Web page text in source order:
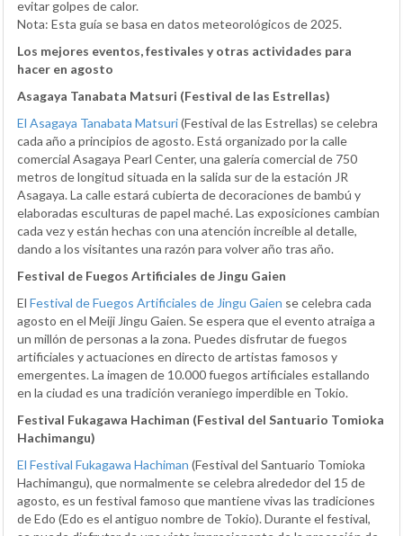
evitar golpes de calor.
Nota: Esta guía se basa en datos meteorológicos de 2025.
Los mejores eventos, festivales y otras actividades para
hacer en agosto
Asagaya Tanabata Matsuri (Festival de las Estrellas)
El Asagaya Tanabata Matsuri(Festival de las Estrellas) se celebra
cada año a principios de agosto. Está organizado por la calle
comercial Asagaya Pearl Center, una galería comercial de 750
metros de longitud situada en la salida sur de la estación JR
Asagaya. La calle estará cubierta de decoraciones de bambú y
elaboradas esculturas de papel maché. Las exposiciones cambian
cada vez y están hechas con una atención increíble al detalle,
dando a los visitantes una razón para volver año tras año.
Festival de Fuegos Artificiales de Jingu Gaien
El Festival de Fuegos Artificiales de Jingu Gaien se celebra cada
agosto en el Meiji Jingu Gaien. Se espera que el evento atraiga a
un millón de personas a la zona. Puedes disfrutar de fuegos
artificiales y actuaciones en directo de artistas famosos y
emergentes. La imagen de 10.000 fuegos artificiales estallando
en la ciudad es una tradición veraniego imperdible en Tokio.
Festival Fukagawa Hachiman (Festival del Santuario Tomioka
Hachimangu)
El Festival Fukagawa Hachiman (Festival del Santuario Tomioka
Hachimangu), que normalmente se celebra alrededor del 15 de
agosto, es un festival famoso que mantiene vivas las tradiciones
de Edo (Edo es el antiguo nombre de Tokio). Durante el festival,